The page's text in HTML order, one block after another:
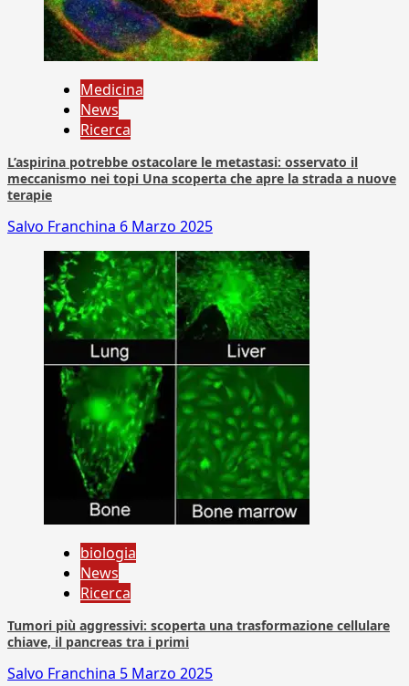
Medicina
News
Ricerca
L’aspirina potrebbe ostacolare le metastasi: osservato il
meccanismo nei topi Una scoperta che apre la strada a nuove
terapie
Salvo Franchina 6 Marzo 2025
biologia
News
Ricerca
Tumori più aggressivi: scoperta una trasformazione cellulare
chiave, il pancreas tra i primi
Salvo Franchina 5 Marzo 2025